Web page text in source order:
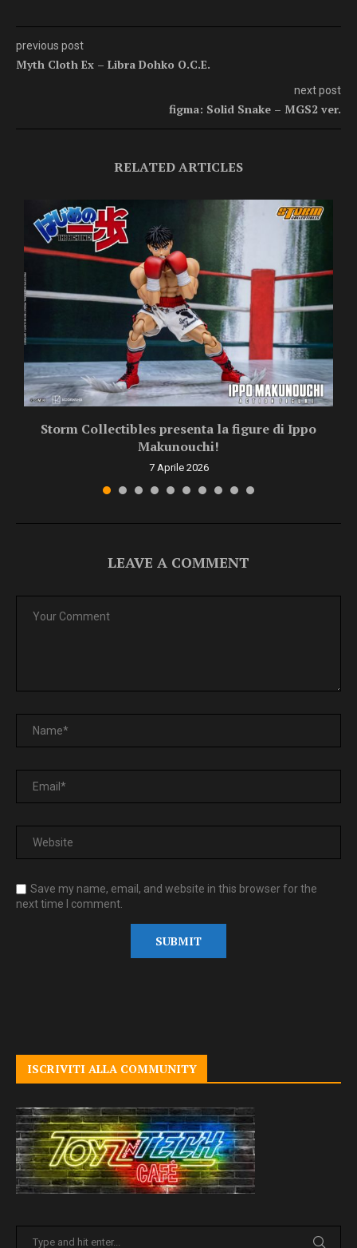
previous post
Myth Cloth Ex – Libra Dohko O.C.E.
next post
figma: Solid Snake – MGS2 ver.
RELATED ARTICLES
Storm Collectibles presenta la figure di Ippo
Makunouchi!
7 Aprile 2026
LEAVE A COMMENT
Save my name, email, and website in this browser for the
next time I comment.
ISCRIVITI ALLA COMMUNITY